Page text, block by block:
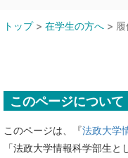
トップ> 在学生の方へ >
このページについて
このページは、『法政大学
「法政大学情報科学部生